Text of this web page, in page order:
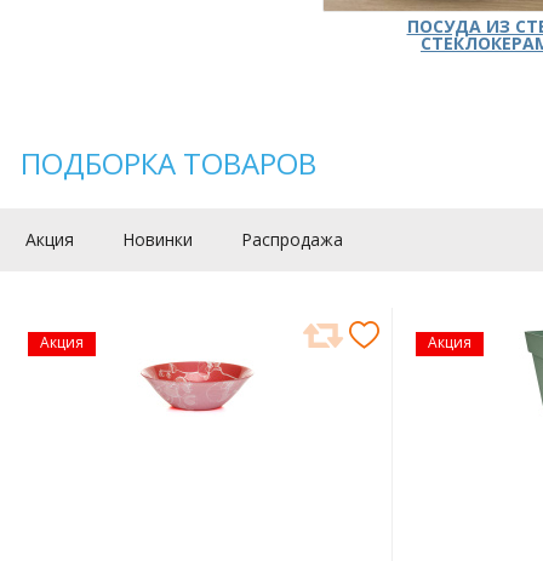
ПОСУДА ИЗ
ПОДБОРКА ТОВАРОВ
Акция Новинки Распродажа
Акция Акция